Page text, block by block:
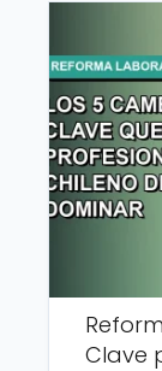
Clave